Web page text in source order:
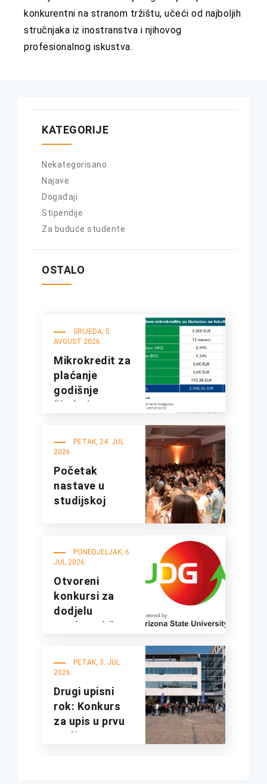
konkurentni na stranom tržištu, učeći od najboljih
stručnjaka iz inostranstva i njihovog
profesionalnog iskustva.
KATEGORIJE
Nekategorisano
Najave
Događaji
Stipendije
Za buduće studente
OSTALO
SRIJEDA, 5.
AVGUST 2026.
Mikrokredit za
plaćanje
godišnje
školarine na
PETAK, 24. JUL
2026.
Početak
nastave u
studijskoj
PONEDJELJAK, 6.
JUL 2026.
Otvoreni
konkursi za
dodjelu
studentskih
studijsku
2026/2027.
godinu
PETAK, 3. JUL
2026.
Drugi upisni
rok: Konkurs
za upis u prvu
godinu